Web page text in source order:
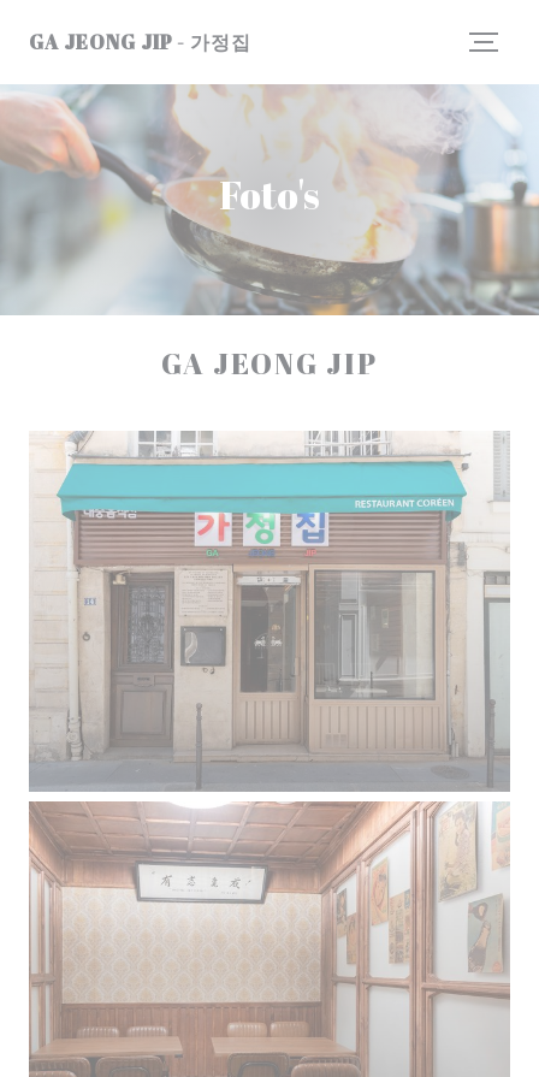
GA JEONG JIP - 가정집
Foto's
GA JEONG JIP